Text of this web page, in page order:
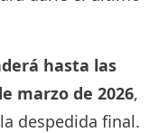
hasta las
marzo de 2026,
despedida final.